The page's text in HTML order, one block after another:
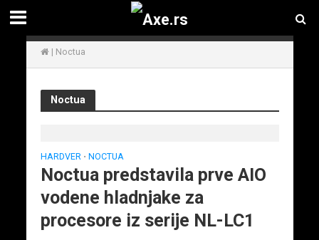
| Noctua
Noctua
HARDVER • NOCTUA
Noctua predstavila prve AIO
vodene hladnjake za
procesore iz serije NL-LC1